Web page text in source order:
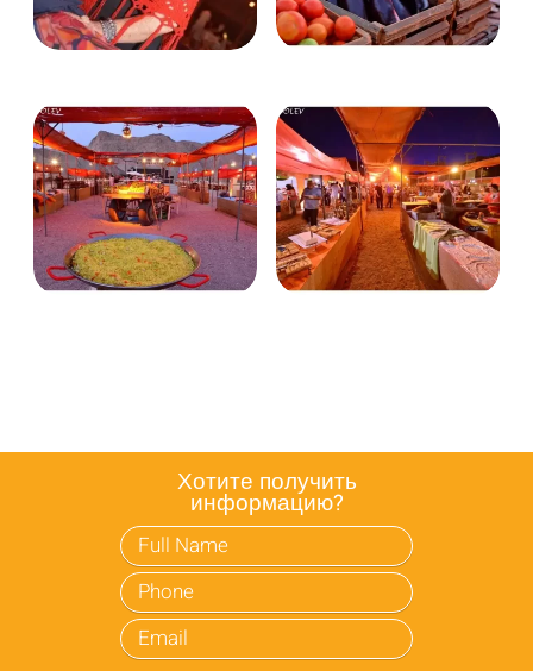
Хотите получить
информацию?